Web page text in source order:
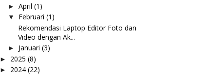
► April (1)
▼ Februari (1)
Rekomendasi Laptop Editor Foto dan
Video dengan Ak...
► Januari (3)
► 2025 (8)
► 2024 (22)